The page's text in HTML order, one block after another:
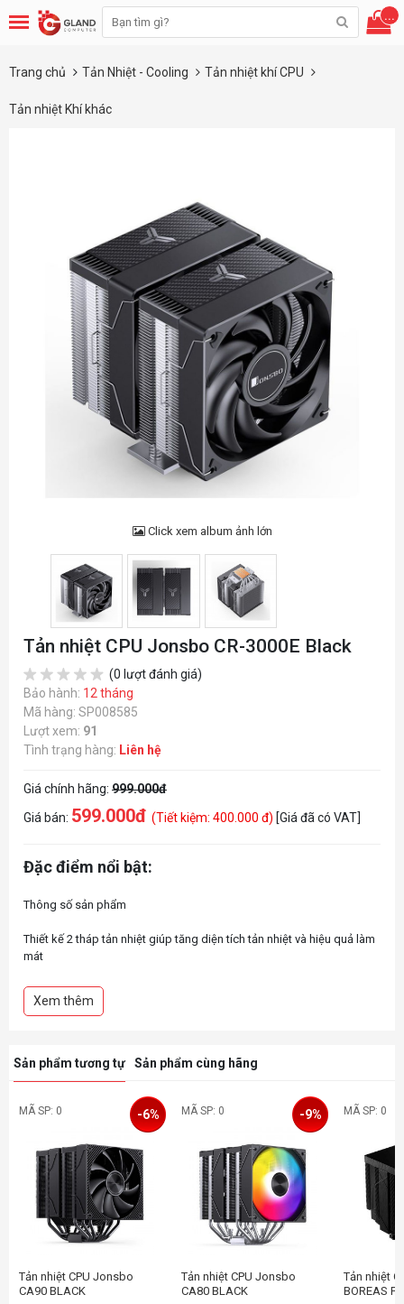
...
Trang chủ Tản Nhiệt - Cooling Tản nhiệt khí CPU
Tản nhiệt Khí khác
Click xem album ảnh lớn
Tản nhiệt CPU Jonsbo CR-3000E Black
(0 lượt đánh giá)
Bảo hành: 12 tháng
Mã hàng: SP008585
Lượt xem: 91
Tình trạng hàng: Liên hệ
Giá chính hãng: 999.000đ
Giá bán: 599.000đ (Tiết kiệm: 400.000 đ) [Giá đã có VAT]
Đặc điểm nổi bật:
Thông số sản phẩm
Thiết kế 2 tháp tản nhiệt giúp tăng diện tích tản nhiệt và hiệu quả làm
mát
Quạt đôi 120mm ARGB làm mát hiệu quả và tăng tính thẩm mỹ
D-TDP lên đến 260W, phù hợp cho các CPU hiệu năng cao
Xem thêm
Sản phẩm tương tự Sản phẩm cùng hãng
MÃ SP: 0
Tản nhiệt CPU Jonsbo
CA90 BLACK
-6% MÃ SP: 0
Tản nhiệt CPU Jonsbo
CA80 BLACK
-9% MÃ SP: 0
Tản nhiệt
BOREAS